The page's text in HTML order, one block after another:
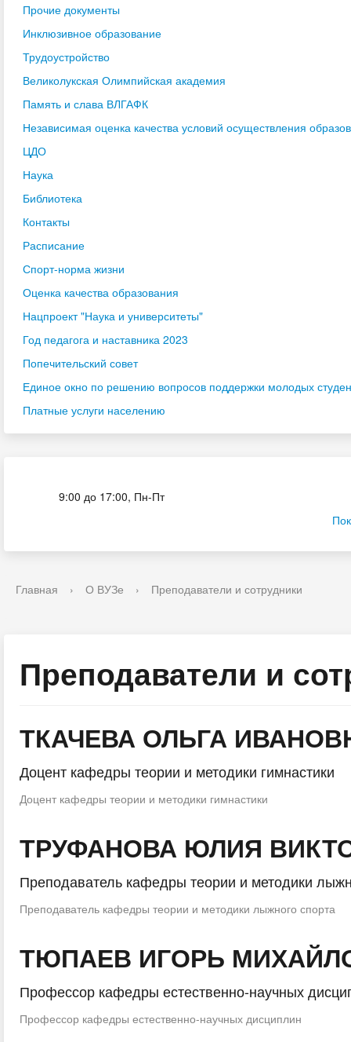
Прочие документы
Инклюзивное образование
Трудоустройство
Великолукская Олимпийская академия
Память и слава ВЛГАФК
Независимая оценка качества условий осуществления
ЦДО
Наука
Библиотека
Контакты
Расписание
Спорт-норма жизни
Оценка качества образования
Нацпроект "Наука и университеты"
Год педагога и наставника 2023
Попечительский совет
Единое окно по решению вопросов поддержки молодых
Платные услуги населению
9:00 до 17:00, Пн-Пт
Главная › О ВУЗе › Преподаватели и сотрудники
Преподаватели и
ТКАЧЕВА ОЛЬГА
Доцент кафедры теории и методики гимнастики
Доцент кафедры теории и методики гимнастики
ТРУФАНОВА ЮЛИЯ
Преподаватель кафедры теории и методики
Преподаватель кафедры теории и методики лыжного спорта
ТЮПАЕВ ИГОРЬ
Профессор кафедры естественно-научных
Профессор кафедры естественно-научных дисциплин